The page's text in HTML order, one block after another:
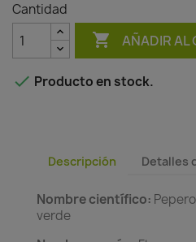
Cantidad
 AÑADIR AL
 Producto en stock.
Descripción Detalles
Nombre científico:
verde